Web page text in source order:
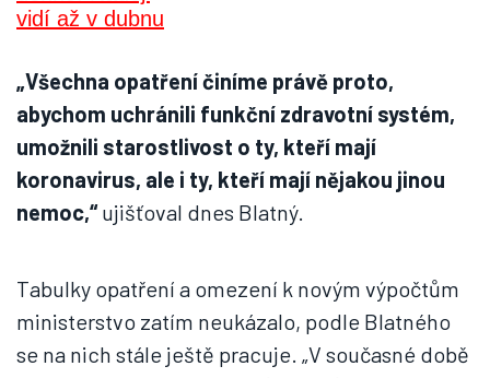
„Všechna opatření činíme právě proto,
abychom uchránili funkční zdravotní systém,
umožnili starostlivost o ty, kteří mají
koronavirus, ale i ty, kteří mají nějakou jinou
nemoc,“ujišťoval dnes Blatný.
Tabulky opatření a omezení k novým výpočtům
ministerstvo zatím neukázalo, podle Blatného
se na nich stále ještě pracuje. „V současné době